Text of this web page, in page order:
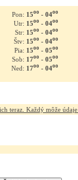
Pon: 15oo- 04oo
Utr: 15oo- 04oo
Str: 15oo- 04oo
Štv: 15oo- 04oo
Pia: 15oo- 05oo
Sob: 17oo- 05oo
Ned: 17oo- 04oo
teraz. Každý môže